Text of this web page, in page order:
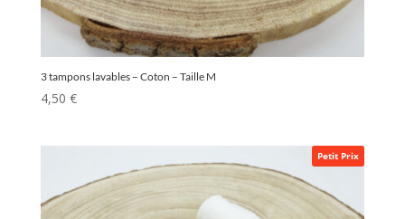
3 tampons lavables – Coton – Taille M
4,50 €
Petit Prix